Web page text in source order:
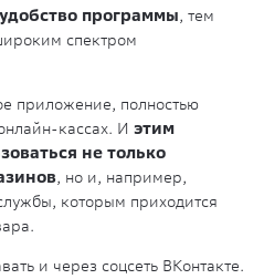
программы, тем
спектром
приложение, полностью
кассах. И этим
не только
, но и, например,
которым приходится
и через соцсеть ВКонтакте.